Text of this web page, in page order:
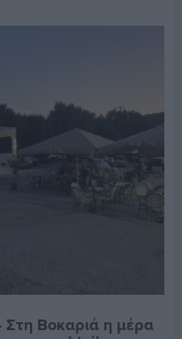
Βοκαριά η μέρα